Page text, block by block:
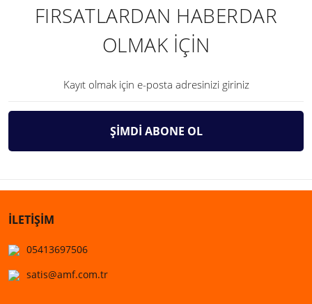
FIRSATLARDAN HABERDAR
OLMAK İÇİN
ŞİMDİ ABONE OL
İLETİŞİM
05413697506
satis@amf.com.tr